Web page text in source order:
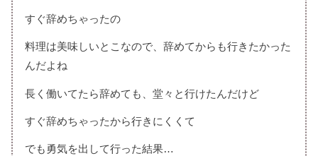
すぐ辞めちゃったの
料理は美味しいとこなので、辞めてからも行きたかった
んだよね
長く働いてたら辞めても、堂々と行けたんだけど
すぐ辞めちゃったから行きにくくて
でも勇気を出して行った結果…